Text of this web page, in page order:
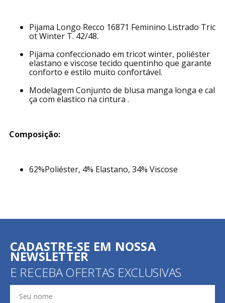
Pijama Longo Recco 16871 Feminino Listrado Tric
ot Winter T. 42/48.
Pijama confeccionado em tricot winter, poliéster
elastano e viscose tecido quentinho que garante
conforto e estilo muito confortável.
Modelagem Conjunto de blusa manga longa e cal
ça com elastico na cintura .
Composição:
62%Poliéster, 4% Elastano, 34% Viscose
CADASTRE-SE EM NOSSA
NEWSLETTER
E RECEBA OFERTAS EXCLUSIVAS